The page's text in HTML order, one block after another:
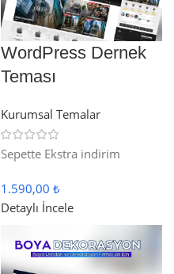
WordPress Dernek
Teması
Kurumsal Temalar
Sepette Ekstra indirim
1.590,00 ₺
Detaylı İncele